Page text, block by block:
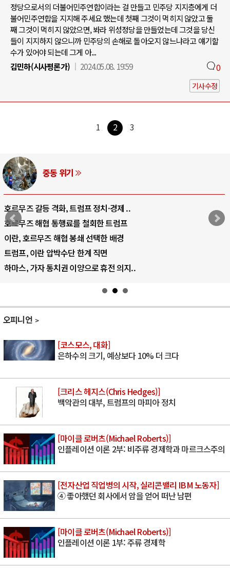
정당으로서의 더불어민주연합이라는 걸 만들고 민주당 지지층에게 더
불어민주연합을 지지해 주세요 했는데 첫째 그것이 먹히지 않았고 둘
째 그것이 먹히지 않았으면, 봐라 위성정당을 만들었는데 그것을 당신
들이 지지하지 않으니까 민주당의 손해로 돌아오지 않느냐라고 얘기할
수가 있어야 되는데 그게 아...
김민하(시사평론가)
2024.05.08. 19:59 0
기사수정
1 2 3
AI와 인간
중국 AI, 저가 공세로 글로벌 토큰 시..
AI 국부펀드 구상 놓고 미국 진보진영 ..
AI 데이터센터 반대 투쟁은 새로운 글로..
AI의 숨은 환경 비용: 데이터센터 확산..
AI는 어떻게 미국 민주주의를 잠식하고 ..
오피니언
[코스모스, 대화]
은하수의 크기, 예상보다 10% 더 크다
[크리스 헤지스(Chris Hedges)]
백악관의 대부, 트럼프의 마피아 정치
[마이클 로버츠(Michael Roberts)]
인플레이션 이론 2부: 비주류 경제학과 마르크스주의
[전자산업 직업병의 시작, 실리콘밸리 IBM 노동자]
④ 좋아했던 회사에서 암을 얻어 떠난 남편
[마이클 로버츠(Michael Roberts)]
인플레이션 이론 1부: 주류 경제학